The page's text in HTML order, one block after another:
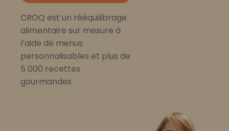
CROQ est un rééquilibrage
alimentaire sur mesure à
l’aide de menus
personnalisables et plus de
5 000 recettes
gourmandes